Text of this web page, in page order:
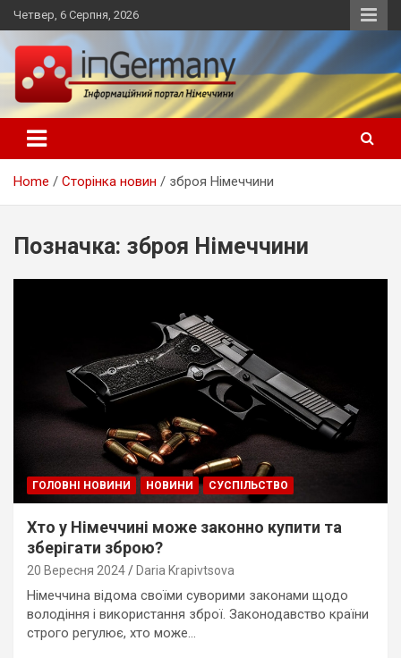
Skip
to
content
Четвер, 6 Серпня, 2026
inGermany.net інформаційний
портал в Німеччині
Український інформаційний портал в Німеччині, новини
Німеччини, українці в Німеччині
Home Сторінка новин зброя Німеччини
Позначка: зброя Німеччини
ГОЛОВНІ НОВИНИ НОВИНИ СУСПІЛЬСТВО
Хто у Німеччині може законно купити та
зберігати зброю?
20 Вересня 2024 Daria Krapivtsova
Німеччина відома своїми суворими законами щодо
володіння і використання зброї. Законодавство країни
строго регулює, хто може…